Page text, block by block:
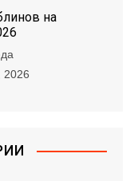
на
2026